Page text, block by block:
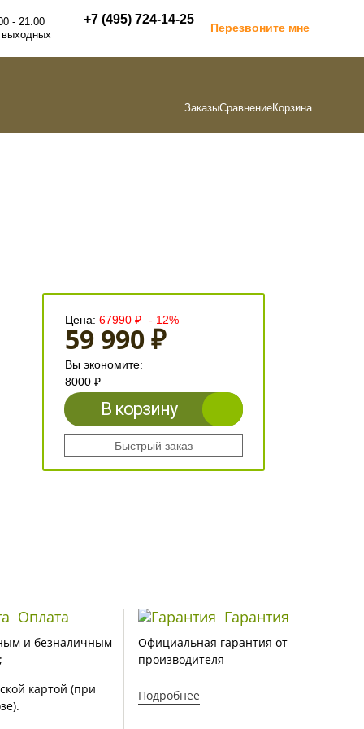
- 21:00
выходных
+7 (495) 724-14-25
Перезвоните мне
ЗаказыСравнениеКорзина
Цена: 67990 ₽ - 12%
59 990 ₽
Вы экономите:
8000 ₽
В корзину
Быстрый заказ
Оплата
и безналичным
картой (при
Гарантия
Официальная гарантия от
производителя
Подробнее